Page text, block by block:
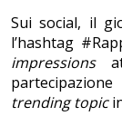
Sui social, il
l’hashtag
impressions
trending topic